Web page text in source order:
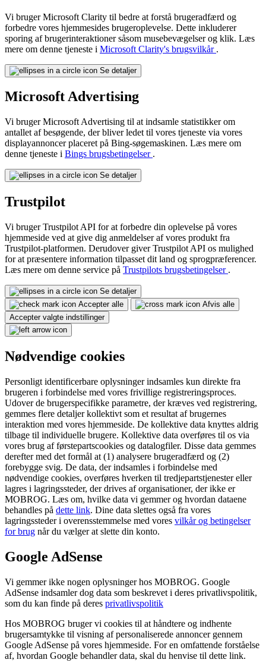
Vi bruger Microsoft Clarity til bedre at forstå brugeradfærd og
forbedre vores hjemmesides brugeroplevelse. Dette inkluderer
sporing af brugerinteraktioner såsom musebevægelser og klik. Læs
mere om denne tjeneste i Microsoft Clarity's brugsvilkår .
Se detaljer
Microsoft Advertising
Vi bruger Microsoft Advertising til at indsamle statistikker om
antallet af besøgende, der bliver ledet til vores tjeneste via vores
displayannoncer placeret på Bing-søgemaskinen. Læs mere om
denne tjeneste i Bings brugsbetingelser .
Se detaljer
Trustpilot
Vi bruger Trustpilot API for at forbedre din oplevelse på vores
hjemmeside ved at give dig anmeldelser af vores produkt fra
Trustpilot-platformen. Derudover giver Trustpilot API os mulighed
for at præsentere information tilpasset dit land og sprogpræferencer.
Læs mere om denne service på Trustpilots brugsbetingelser .
Se detaljer
Accepter alle
Afvis alle
Accepter valgte indstillinger
Nødvendige cookies
Personligt identificerbare oplysninger indsamles kun direkte fra
brugeren i forbindelse med vores frivillige registreringsproces.
Udover de brugerspecifikke parametre, der kræves ved registrering,
gemmes flere detaljer kollektivt som et resultat af brugernes
interaktion med vores hjemmeside. De kollektive data knyttes aldrig
tilbage til individuelle brugere. Kollektive data overføres til os via
vores brug af førstepartscookies og datalogfiler. Disse data gemmes
derefter med det formål at (1) analysere brugeradfærd og (2)
forebygge svig. De data, der indsamles i forbindelse med
nødvendige cookies, overføres hverken til tredjepartstjenester eller
lagres i lagringssteder, der drives af organisationer, der ikke er
MOBROG. Læs om, hvilke data vi gemmer og hvordan dataene
behandles på dette link. Dine data slettes også fra vores
lagringssteder i overensstemmelse med vores vilkår og betingelser
for brug når du vælger at slette din konto.
Google AdSense
Vi gemmer ikke nogen oplysninger hos MOBROG. Google
AdSense indsamler dog data som beskrevet i deres privatlivspolitik,
som du kan finde på deres privatlivspolitik
Hos MOBROG bruger vi cookies til at håndtere og indhente
brugersamtykke til visning af personaliserede annoncer gennem
Google AdSense på vores hjemmeside. For en omfattende forståelse
af, hvordan Google behandler data, skal du henvise til dette link.